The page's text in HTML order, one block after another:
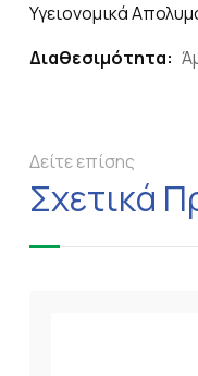
Υγειονομικά
Διαθεσιμότητα:
Δείτε επίσης
Σχετικά